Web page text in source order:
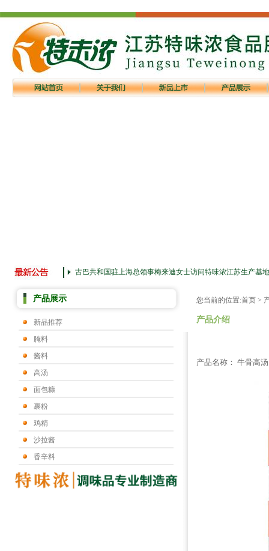
古巴共和国驻上海总领事梅来迪女士访问特味浓江苏生产基地
产品展示
新品推荐
腌料
酱料
高汤
面包糠
裹粉
鸡精
沙拉酱
香辛料
您当前的位置:首页 >
产品介绍
产品名称： 牛骨高汤